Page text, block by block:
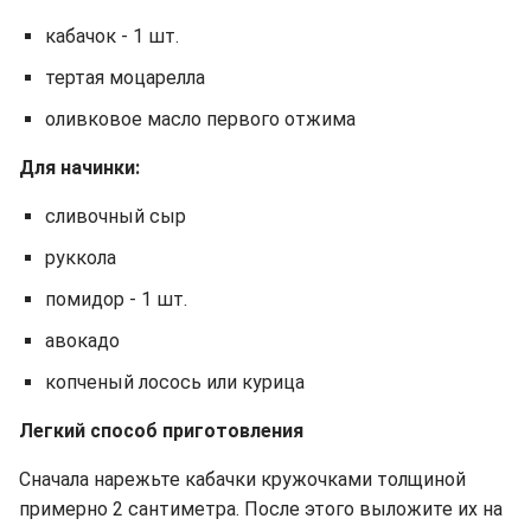
кабачок - 1 шт.
тертая моцарелла
оливковое масло первого отжима
Для начинки:
сливочный сыр
руккола
помидор - 1 шт.
авокадо
копченый лосось или курица
Легкий способ приготовления
Сначала нарежьте кабачки кружочками толщиной
примерно 2 сантиметра. После этого выложите их на